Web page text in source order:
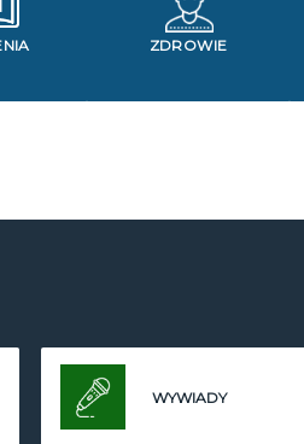
ZDROWIE
WYWIADY